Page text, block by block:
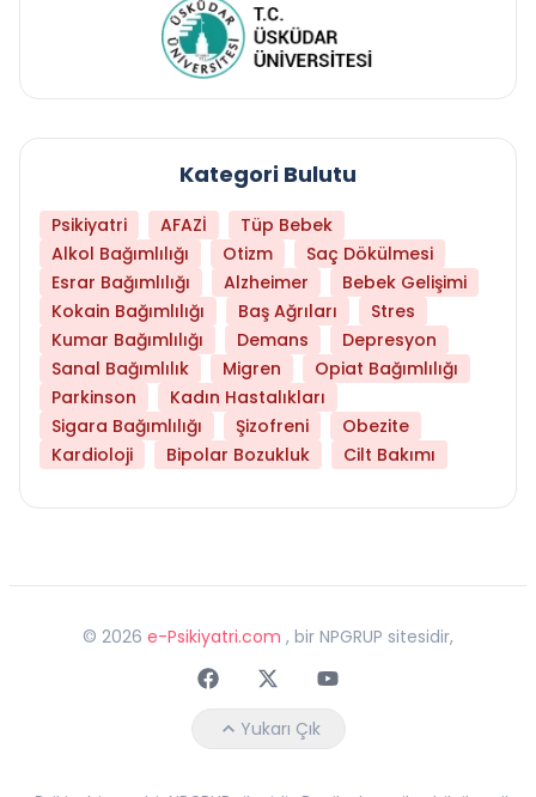
Kategori Bulutu
Psikiyatri AFAZİ
Tüp Bebek
Alkol Bağımlılığı
Otizm
Saç Dökülmesi
Esrar Bağımlılığı
Alzheimer
Bebek Gelişimi
Kokain Bağımlılığı
Baş Ağrıları
Stres
Kumar Bağımlılığı
Demans
Depresyon
Sanal Bağımlılık
Migren
Opiat Bağımlılığı
Parkinson
Kadın Hastalıkları
Sigara Bağımlılığı
Şizofreni
Obezite
Kardioloji
Bipolar Bozukluk Cilt Bakımı
© 2026 e-Psikiyatri.com , bir NPGRUP sitesidir,
FaceebokTwitterYoutube
Yukarı Çık